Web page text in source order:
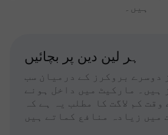
ہیں۔
ہر لین دین پر بچائیں
دوسرے بروکرز کے درمیان سب
ہیں۔ مارکیٹ میں داخل ہونے
وقت کم لاگت کا مطلب یہ ہے کہ
میں زیادہ منافع کماتے ہیں